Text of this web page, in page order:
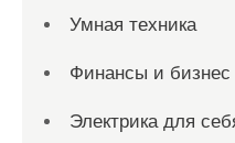
Умная техника
Финансы и бизнес
Электрика для